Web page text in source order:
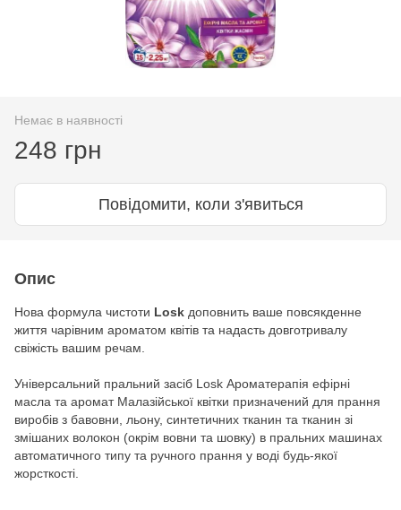
Немає в наявності
248 грн
Повідомити, коли з'явиться
Опис
Нова формула чистоти Losk доповнить ваше повсякденне
життя чарівним ароматом квітів та надасть довготривалу
свіжість вашим речам.
Універсальний пральний засіб Losk Ароматерапія ефірні
масла та аромат Малазійської квітки призначений для прання
виробів з бавовни, льону, синтетичних тканин та тканин зі
змішаних волокон (окрім вовни та шовку) в пральних машинах
автоматичного типу та ручного прання у воді будь-якої
жорсткості.